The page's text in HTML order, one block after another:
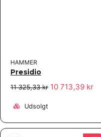
HAMMER
Presidio
11 325,33 kr 10 713,39 kr
Udsolgt